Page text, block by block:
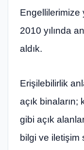
Engellilerimize
2010 yılında
aldık.
Erişilebilirlik
açık binaların;
gibi açık
bilgi ve iletişim